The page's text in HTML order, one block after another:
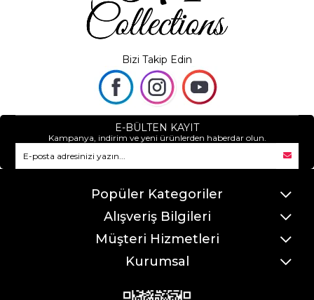
Bizi Takip Edin
E-BÜLTEN KAYIT
Kampanya, indirim ve yeni ürünlerden haberdar olun.
Popüler Kategoriler
Alışveriş Bilgileri
Müşteri Hizmetleri
Kurumsal